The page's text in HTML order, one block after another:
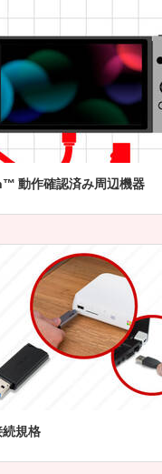
動作確認済み周辺機器
規格